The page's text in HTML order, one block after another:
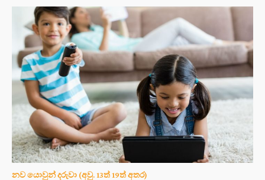
නව යොවුන් දරුවා (අවු. 13ත් 19ත් අතර)